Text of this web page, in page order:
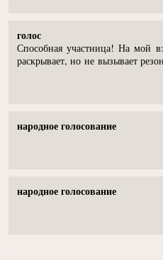
голос
Способная участница! На мой
раскрывает, но не вызывает
народное голосование
народное голосование